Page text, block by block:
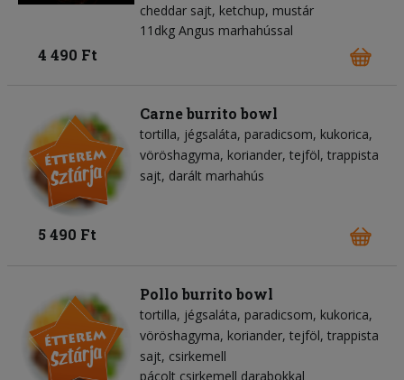
cheddar sajt ketchup mustár
11dkg Angus marhahússal
4 490 Ft
Carne burrito bowl
tortilla jégsaláta paradicsom kukorica
vöröshagyma koriander tejföl trappista
sajt darált marhahús
5 490 Ft
Pollo burrito bowl
tortilla jégsaláta paradicsom kukorica
vöröshagyma koriander tejföl trappista
sajt csirkemell
pácolt csirkemell darabokkal